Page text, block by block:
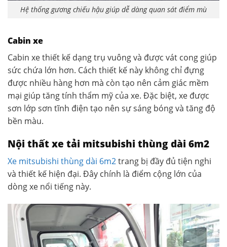
Hệ thống gương chiếu hậu giúp dễ dàng quan sát điểm mù
Cabin xe
Cabin xe thiết kế dạng trụ vuông và được vát cong giúp
sức chứa lớn hơn. Cách thiết kế này không chỉ đựng
được nhiều hàng hơn mà còn tạo nên cảm giác mềm
mại giúp tăng tính thẩm mỹ của xe. Đặc biệt, xe được
sơn lớp sơn tĩnh điện tạo nên sự sáng bóng và tăng độ
bền màu.
Nội thất xe tải mitsubishi thùng dài 6m2
Xe mitsubishi thùng dài 6m2trang bị đầy đủ tiện nghi
và thiết kế hiện đại. Đây chính là điểm cộng lớn của
dòng xe nổi tiếng này.